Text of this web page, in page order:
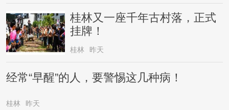
桂林又一座千年古村落，正式
挂牌！
桂林 昨天
经常“早醒”的人，要警惕这几种病！
桂林 昨天